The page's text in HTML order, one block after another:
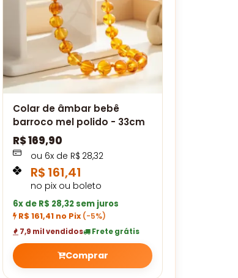
Colar de âmbar bebê
barroco mel polido - 33cm
R$169,90
ou 6x de R$ 28,32
R$ 161,41
no pix ou boleto
6x de R$ 28,32 sem juros
R$ 161,41 no Pix (-5%)
7,9 mil vendidos Frete grátis
Comprar